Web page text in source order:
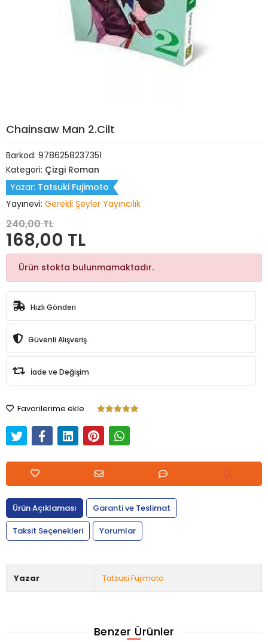
Chainsaw Man 2.Cilt
Barkod: 9786258237351
Kategori: Çizgi Roman
Yazar: Tatsuki Fujimoto
Yayınevi: Gerekli Şeyler Yayıncılık
240,00 TL
168,00 TL
Ürün stokta bulunmamaktadır.
Hızlı Gönderi
Güvenli Alışveriş
İade ve Değişim
Favorilerime ekle
Ürün Açıklaması
Garanti ve Teslimat
Taksit Seçenekleri
Yorumlar
Yazar Tatsuki Fujimoto
Benzer Ürünler